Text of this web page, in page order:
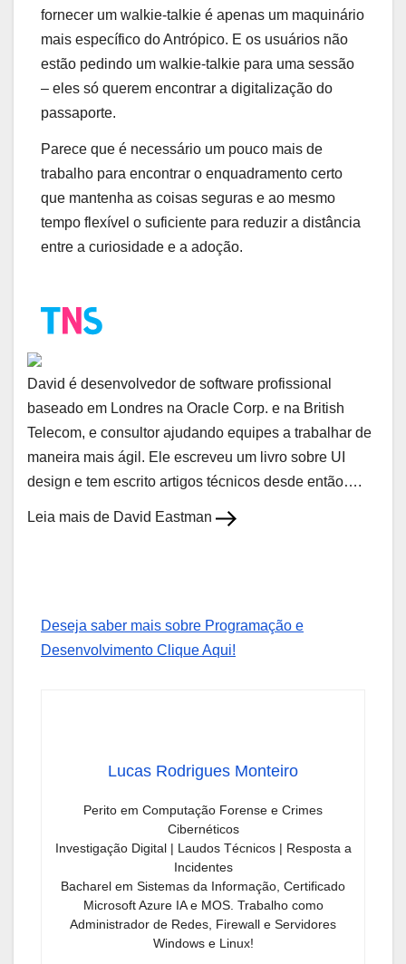
fornecer um walkie-talkie é apenas um maquinário
mais específico do Antrópico. E os usuários não
estão pedindo um walkie-talkie para uma sessão
– eles só querem encontrar a digitalização do
passaporte.
Parece que é necessário um pouco mais de
trabalho para encontrar o enquadramento certo
que mantenha as coisas seguras e ao mesmo
tempo flexível o suficiente para reduzir a distância
entre a curiosidade e a adoção.
David é desenvolvedor de software profissional
baseado em Londres na Oracle Corp. e na British
Telecom, e consultor ajudando equipes a trabalhar de
maneira mais ágil. Ele escreveu um livro sobre UI
design e tem escrito artigos técnicos desde então….
Leia mais de David Eastman
Deseja saber mais sobre Programação e
Desenvolvimento Clique Aqui!
Lucas Rodrigues Monteiro
Perito em Computação Forense e Crimes
Cibernéticos
Investigação Digital | Laudos Técnicos | Resposta a
Incidentes
Bacharel em Sistemas da Informação, Certificado
Microsoft Azure IA e MOS. Trabalho como
Administrador de Redes, Firewall e Servidores
Windows e Linux!